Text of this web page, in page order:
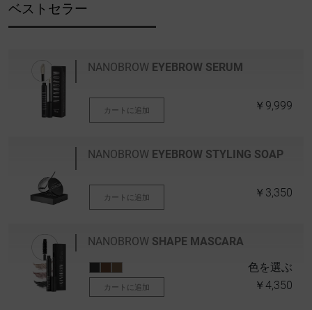
ベストセラー
NANOBROW EYEBROW SERUM
カートに追加 ￥9,999
NANOBROW EYEBROW STYLING SOAP
カートに追加 ￥3,350
NANOBROW SHAPE MASCARA
色を選ぶ
カートに追加 ￥4,350